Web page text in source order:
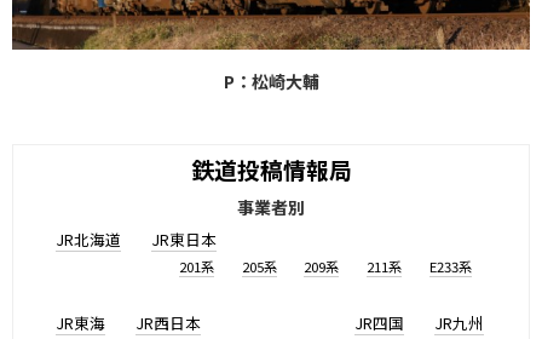
P：松崎大輔
鉄道投稿情報局
事業者別
JR北海道 JR東日本
201系 205系 209系 211系 E233系
JR東海 JR西日本 JR四国 JR九州